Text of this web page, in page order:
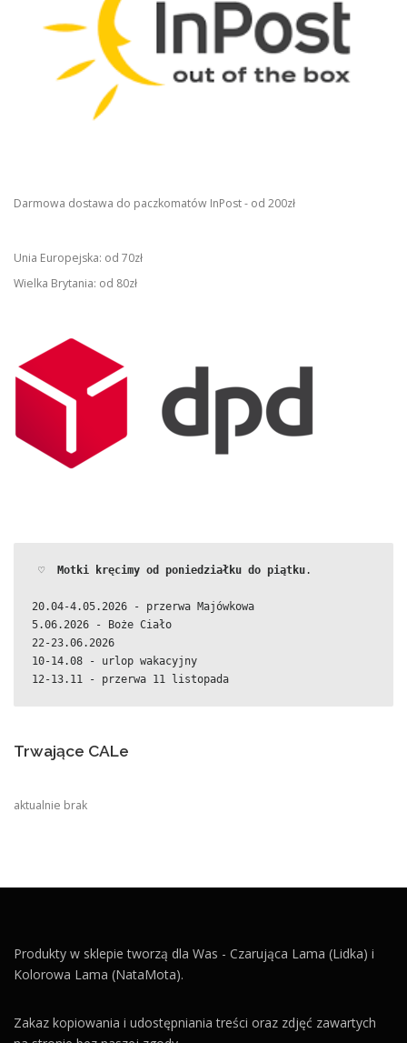
Darmowa dostawa do paczkomatów InPost - od 200zł
Unia Europejska: od 70zł
Wielka Brytania: od 80zł
♡ Motki kręcimy od poniedziałku do piątku.
20.04-4.05.2026 - przerwa Majówkowa
5.06.2026 - Boże Ciało
22-23.06.2026
10-14.08 - urlop wakacyjny
12-13.11 - przerwa 11 listopada
Trwające CALe
aktualnie brak
Produkty w sklepie tworzą dla Was - Czarująca Lama (Lidka) i
Kolorowa Lama (NataMota).
Zakaz kopiowania i udostępniania treści oraz zdjęć zawartych